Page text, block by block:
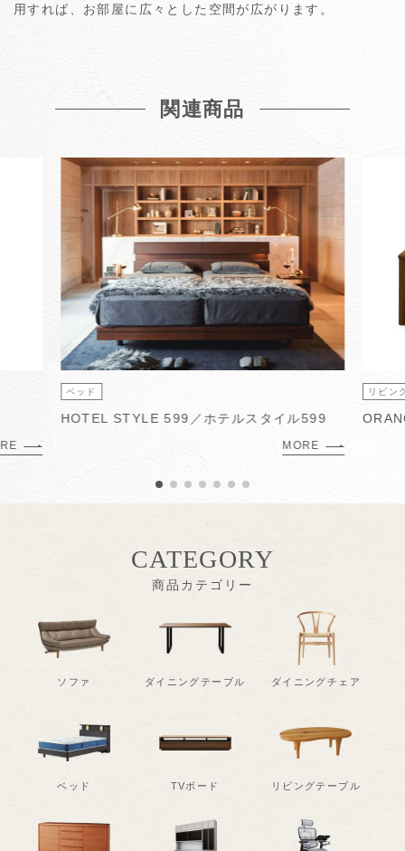
用すれば、お部屋に広々とした空間が広がります。
関連商品
ベッド
HOTEL STYLE 599／ホテルスタイル599
MORE
リビン
ソファ ダイニングテーブル ダイニングチェア
ベッド TVボード リビングテーブル
CATEGORY
商品カテゴリー